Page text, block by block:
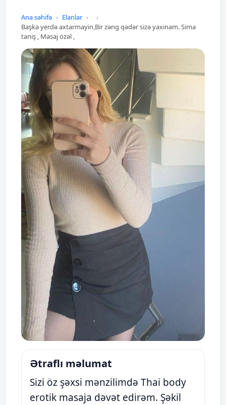
Ana səhifə
Elanlar
Başka yerdə axtarmayin,Bir zəng qədər sizə yaxinam. Sima
taniş , Masaj özəl ,
Ətraflı məlumat
Sizi öz şəxsi mənzilimdə Thai body
erotik masaja dəvət edirəm. Şəkil